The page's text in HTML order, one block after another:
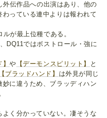
外伝作品への出演はあり、他の
っている連中よりは報われて
が最上位種である。
DQ11ではボストロール・強に
】や 【デーモンスピリット】
と
【ブラッドハンド】 は外見が同じ
に違うため、ブラッディハン
く分かっていない。凄そうな